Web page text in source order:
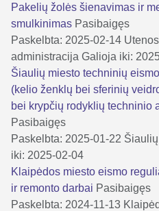
Pakelių žolės šienavimas ir
smulkinimas Pasibaigęs
Paskelbta: 2025-02-14
administracija Galioja iki:
Šiaulių miesto techninių
(kelio ženklų bei sferinių
bei krypčių rodyklių techninio
Pasibaigęs
Paskelbta: 2025-01-22
iki: 2025-02-04
Klaipėdos miesto eismo
ir remonto darbai Pasibaigęs
Paskelbta: 2024-11-13